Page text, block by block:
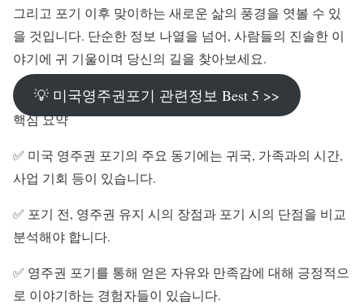
그리고 포기 이후 맞이하는 새로운 삶의 풍경을 엿볼 수 있
을 것입니다. 단순한 정보 나열을 넘어, 사람들의 진솔한 이
야기에 귀 기울이며 당신의 길을 찾아보세요.
💡 미국영주권포기 관련정보 Best 5 >>
핵심 요약
✅ 미국 영주권 포기의 주요 동기에는 귀국, 가족과의 시간,
사업 기회 등이 있습니다.
✅ 포기 전, 영주권 유지 시의 장점과 포기 시의 단점을 비교
분석해야 합니다.
✅ 영주권 포기를 통해 얻은 자유와 만족감에 대해 긍정적으
로 이야기하는 경험자들이 있습니다.